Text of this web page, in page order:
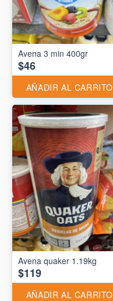
Avena 3 min 400gr
$46
AÑADIR AL CARRITO
Avena quaker 1.19kg
$119
AÑADIR AL CARRITO